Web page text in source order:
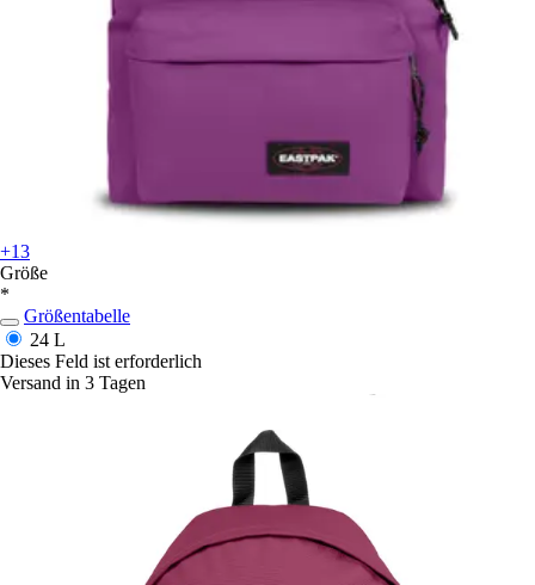
+13
Größe
*
Größentabelle
24 L
Dieses Feld ist erforderlich
Versand in 3 Tagen